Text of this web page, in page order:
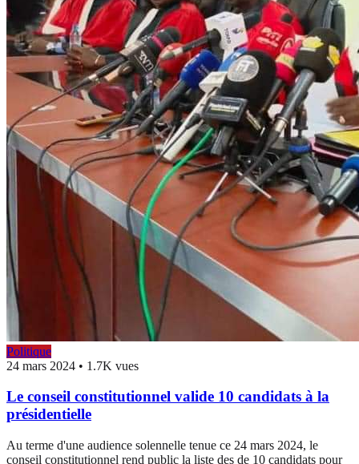
Politique
24 mars 2024 • 1.7K vues
Le conseil constitutionnel valide 10 candidats à la
présidentielle
Au terme d'une audience solennelle tenue ce 24 mars 2024, le
conseil constitutionnel rend public la liste des de 10 candidats pour